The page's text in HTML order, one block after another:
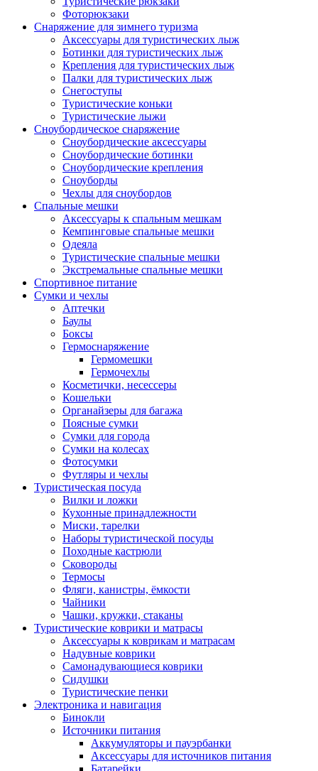
Фоторюкзаки
Снаряжение для зимнего туризма
Аксессуары для туристических лыж
Ботинки для туристических лыж
Крепления для туристических лыж
Палки для туристических лыж
Снегоступы
Туристические коньки
Туристические лыжи
Сноубордическое снаряжение
Сноубордические аксессуары
Сноубордические ботинки
Сноубордические крепления
Сноуборды
Чехлы для сноубордов
Спальные мешки
Аксессуары к спальным мешкам
Кемпинговые спальные мешки
Одеяла
Туристические спальные мешки
Экстремальные спальные мешки
Спортивное питание
Сумки и чехлы
Аптечки
Баулы
Боксы
Гермоснаряжение
Гермомешки
Гермочехлы
Косметички, несессеры
Кошельки
Органайзеры для багажа
Поясные сумки
Сумки для города
Сумки на колесах
Фотосумки
Футляры и чехлы
Туристическая посуда
Вилки и ложки
Кухонные принадлежности
Миски, тарелки
Наборы туристической посуды
Походные кастрюли
Сковороды
Термосы
Фляги, канистры, ёмкости
Чайники
Чашки, кружки, стаканы
Туристические коврики и матрасы
Аксессуары к коврикам и матрасам
Надувные коврики
Самонадувающиеся коврики
Сидушки
Туристические пенки
Электроника и навигация
Бинокли
Источники питания
Аккумуляторы и пауэрбанки
Аксессуары для источников питания
Батарейки